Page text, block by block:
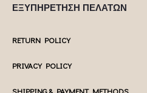
ΕΞΥΠΗΡΕΤΗΣΗ ΠΕΛΑΤΩΝ
RETURN POLICY
PRIVACY POLICY
SHIPPING & PAYMENT METHODS